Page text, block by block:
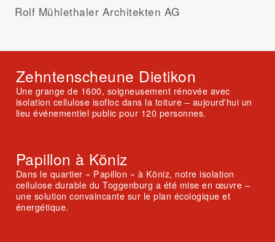
Rolf Mühlethaler Architekten AG
Zehntenscheune Dietikon
Une grange de 1600, soigneusement rénovée avec
isolation cellulose isofloc dans la toiture – aujourd'hui un
lieu événementiel public pour 120 personnes.
Papillon à Köniz
Dans le quartier « Papillon » à Köniz, notre isolation
cellulose durable du Toggenburg a été mise en œuvre –
une solution convaincante sur le plan écologique et
énergétique.